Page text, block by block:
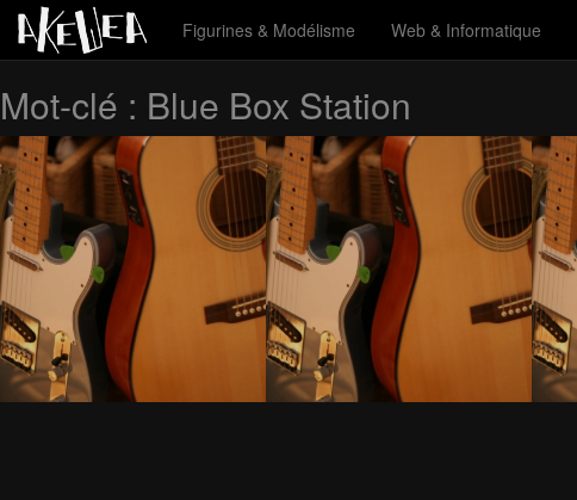
Figurines & Modélisme Web & Informatique
Mot-clé : Blue Box Station